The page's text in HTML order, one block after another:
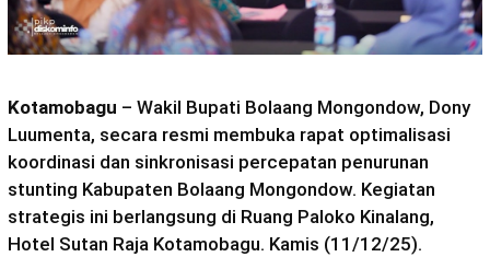
Kotamobagu – Wakil Bupati Bolaang Mongondow, Dony
Luumenta, secara resmi membuka rapat optimalisasi
koordinasi dan sinkronisasi percepatan penurunan
stunting Kabupaten Bolaang Mongondow. Kegiatan
strategis ini berlangsung di Ruang Paloko Kinalang,
Hotel Sutan Raja Kotamobagu. Kamis (11/12/25).